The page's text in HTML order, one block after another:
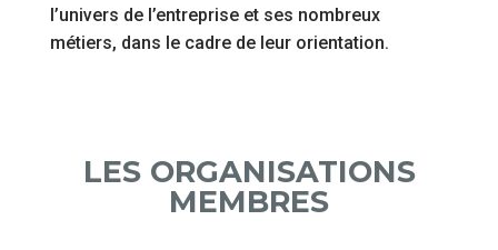
l’univers de l’entreprise et ses nombreux
métiers, dans le cadre de leur orientation.
LES ORGANISATIONS
MEMBRES